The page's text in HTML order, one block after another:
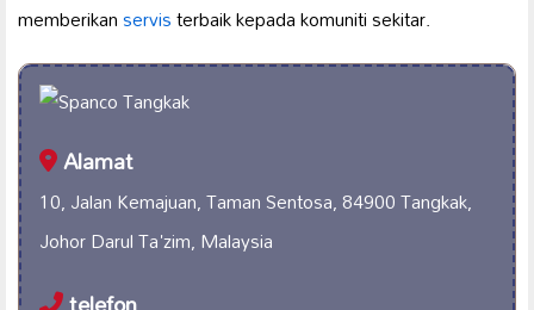
memberikanservisterbaik kepada komuniti sekitar.
Alamat
10, Jalan Kemajuan, Taman Sentosa, 84900 Tangkak,
Johor Darul Ta'zim, Malaysia